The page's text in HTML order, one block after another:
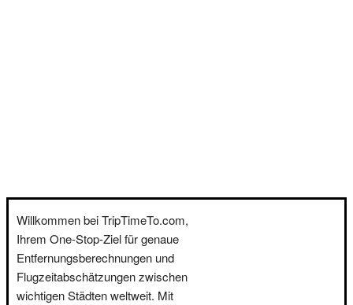
Willkommen bei TripTimeTo.com,
Ihrem One-Stop-Ziel für genaue
Entfernungsberechnungen und
Flugzeitabschätzungen zwischen
wichtigen Städten weltweit. Mit